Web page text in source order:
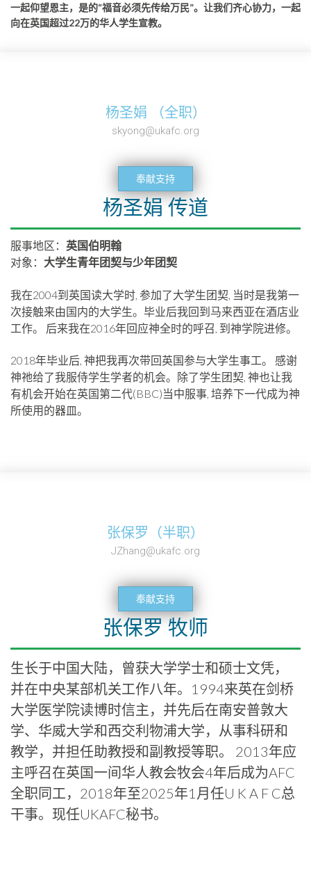
一起仰望恩主，是的“福音必须先传给万民”。让我们齐心协力，一起
向在英国超过22万的华人学生宣教。
杨圣娟 （全职）
skyong@ukafc.org
奉献支持
杨圣娟 传道
服事地区： 英国伯明翰
对象： 大学生青年团契与少年团契
我在2004到英国读大学时, 参加了大学生团契, 当时是我第一
次接触来由国内的大学生。毕业后我回到马来西亚在酒店业
工作。 后来我在2016年回应神全时的呼召, 到神学院进修。
2018年毕业后, 神把我再次带回英国参与大学生事工。 感谢
神祂给了我服侍学生学者的机会。除了学生团契, 神也让我
有机会开始在英国第二代(BBC)当中服事, 培养下一代成为神
所使用的器皿。
张保罗（半职）
JZhang@ukafc.org
奉献支持
张保罗 牧师
生长于中国大陆，曾获大学学士和硕士文凭，
并在中央某部机关工作八年。1994来英在剑桥
大学医学院读博时信主，并先后在南安普敦大
学、华威大学和西交利物浦大学，从事科研和
教学，并担任助教授和副教授等职。 2013年应
主呼召在英国一间华人教会牧会4年后成为AFC
全职同工，2018年至2025年1月任U K A F C总
干事。现任UKAFC秘书。